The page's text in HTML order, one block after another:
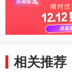
相关推荐